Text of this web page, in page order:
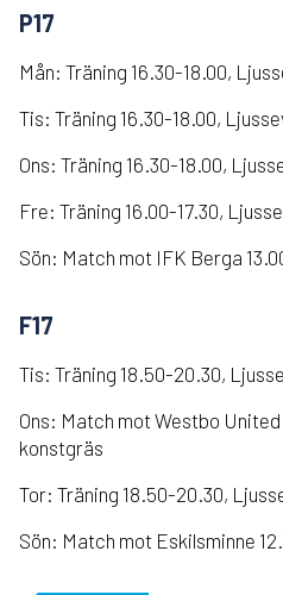
P17
Mån: Träning 16.30-18.00,
Tis: Träning 16.30-18.00,
Ons: Träning 16.30-18.00,
Fre: Träning 16.00-17.30,
Sön: Match mot IFK Berga
F17
Tis: Träning 18.50-20.30,
Ons: Match mot Westbo
konstgräs
Tor: Träning 18.50-20.30,
Sön: Match mot Eskilsminne